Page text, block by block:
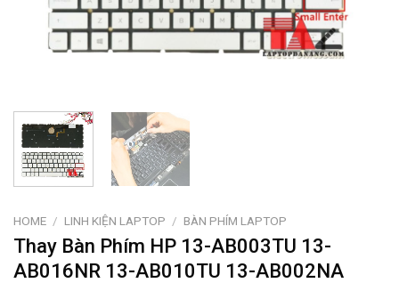
HOME / LINH KIỆN LAPTOP / BÀN PHÍM LAPTOP
Thay Bàn Phím HP 13-AB003TU 13-
AB016NR 13-AB010TU 13-AB002NA